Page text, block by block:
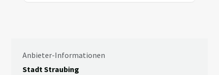
Anbieter-Informationen
Stadt Straubing